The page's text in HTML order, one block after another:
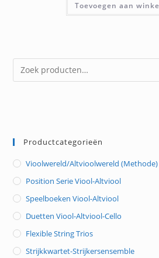
Toevoegen aan
Productcategorieën
Vioolwereld/Altvioolwereld (methode)
Position Serie Viool-Altviool
Speelboeken Viool-Altviool
Duetten Viool-Altviool-Cello
Flexible String Trios
Strijkkwartet-Strijkersensemble